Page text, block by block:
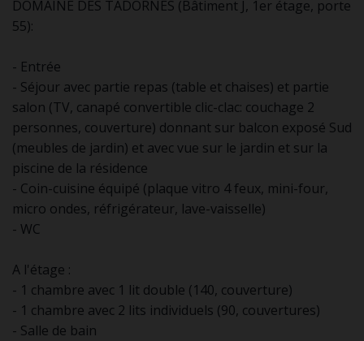
DOMAINE DES TADORNES (Bâtiment J, 1er étage, porte
55):
- Entrée
- Séjour avec partie repas (table et chaises) et partie
salon (TV, canapé convertible clic-clac: couchage 2
personnes, couverture) donnant sur balcon exposé Sud
(meubles de jardin) et avec vue sur le jardin et sur la
piscine de la résidence
- Coin-cuisine équipé (plaque vitro 4 feux, mini-four,
micro ondes, réfrigérateur, lave-vaisselle)
- WC
A l'étage :
- 1 chambre avec 1 lit double (140, couverture)
- 1 chambre avec 2 lits individuels (90, couvertures)
- Salle de bain